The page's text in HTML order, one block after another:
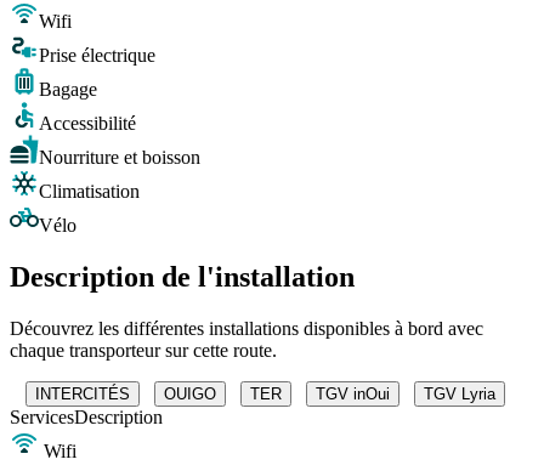
Wifi
Prise électrique
Bagage
Accessibilité
Nourriture et boisson
Climatisation
Vélo
Description de l'installation
Découvrez les différentes installations disponibles à bord avec
chaque transporteur sur cette route.
INTERCITÉS OUIGO TER TGV inOui TGV Lyria
ServicesDescription
Wifi